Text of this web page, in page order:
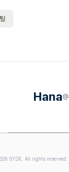
Hana@
SYDE. All rights reserved.